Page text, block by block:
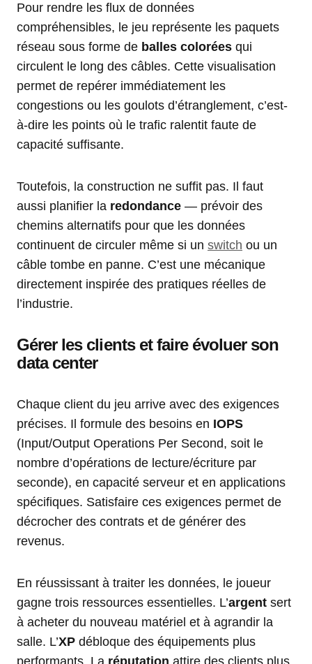
Pour rendre les flux de données
compréhensibles, le jeu représente les paquets
réseau sous forme de balles colorées qui
circulent le long des câbles. Cette visualisation
permet de repérer immédiatement les
congestions ou les goulots d’étranglement, c’est-
à-dire les points où le trafic ralentit faute de
capacité suffisante.
Toutefois, la construction ne suffit pas. Il faut
aussi planifier la redondance — prévoir des
chemins alternatifs pour que les données
continuent de circuler même si un switch ou un
câble tombe en panne. C’est une mécanique
directement inspirée des pratiques réelles de
l’industrie.
Gérer les clients et faire évoluer son
data center
Chaque client du jeu arrive avec des exigences
précises. Il formule des besoins en IOPS
(Input/Output Operations Per Second, soit le
nombre d’opérations de lecture/écriture par
seconde), en capacité serveur et en applications
spécifiques. Satisfaire ces exigences permet de
décrocher des contrats et de générer des
revenus.
En réussissant à traiter les données, le joueur
gagne trois ressources essentielles. L’argent sert
à acheter du nouveau matériel et à agrandir la
salle. L’XP débloque des équipements plus